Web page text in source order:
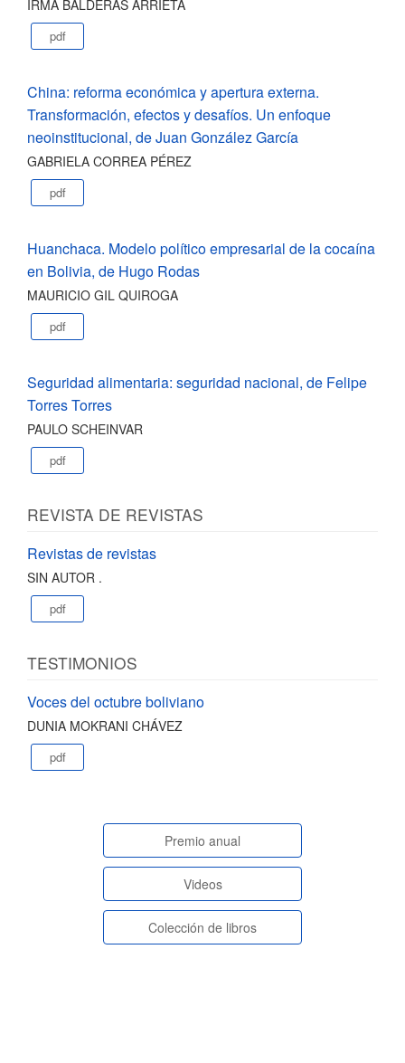
IRMA BALDERAS ARRIETA
pdf
China: reforma económica y apertura externa.
Transformación, efectos y desafíos. Un enfoque
neoinstitucional, de Juan González García
GABRIELA CORREA PÉREZ
pdf
Huanchaca. Modelo político empresarial de la cocaína
en Bolivia, de Hugo Rodas
MAURICIO GIL QUIROGA
pdf
Seguridad alimentaria: seguridad nacional, de Felipe
Torres Torres
PAULO SCHEINVAR
pdf
REVISTA DE REVISTAS
Revistas de revistas
SIN AUTOR .
pdf
TESTIMONIOS
Voces del octubre boliviano
DUNIA MOKRANI CHÁVEZ
pdf
paginasespeciales
Premio anual
Videos
Colección de libros